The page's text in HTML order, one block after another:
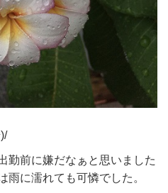
勤前に嫌だなぁと思いました
雨に濡れても可憐でした。